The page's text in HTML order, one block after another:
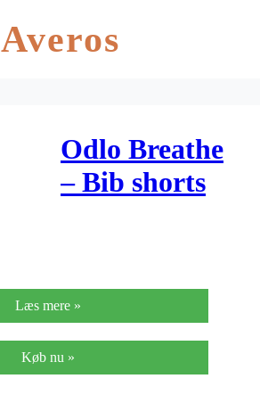
Averos
Odlo Breathe
– Bib shorts
Læs mere »
Køb nu »